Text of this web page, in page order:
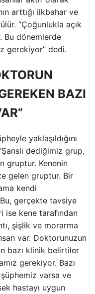
arttığı ilkbahar ve
“Çoğunlukla açık
Bu dönemlerde
gerekiyor” dedi.
BAZI
yaklaşıldığını
dediğimiz grup,
gruptur. Kenenin
gelen gruptur. Bir
kendi
gerçekte tavsiye
ise kene tarafından
şişlik ve morarma
var. Doktorunuzun
bazı klinik belirtiler
gerekiyor. Bazı
varsa ve
hastayı uygun